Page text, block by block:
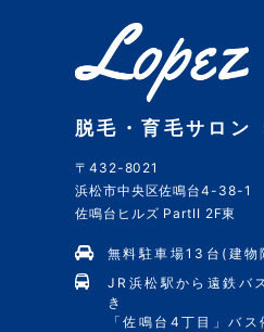
脱毛・育毛サロン
〒432-8021
浜松市中央区佐鳴台4-38-1
佐鳴台ヒルズ PartII 2F東
無料駐車場13台(建
JR浜松駅から遠鉄バ
き
「佐鳴台4丁目」バス